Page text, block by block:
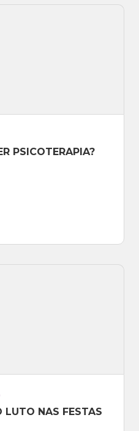
PSICOTERAPIA?
LUTO NAS FESTAS